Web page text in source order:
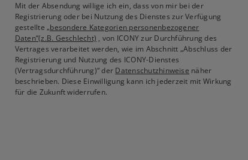
Mit der Absendung willige ich ein, dass von mir bei der
Registrierung oder bei Nutzung des Dienstes zur Verfügung
gestellte„besondere Kategorien personenbezogener
Daten“(z.B. Geschlecht) , von ICONY zur Durchführung des
Vertrages verarbeitet werden, wie im Abschnitt „Abschluss der
Registrierung und Nutzung des ICONY-Dienstes
(Vertragsdurchführung)“ der Datenschutzhinweise näher
beschrieben. Diese Einwilligung kann ich jederzeit mit Wirkung
für die Zukunft widerrufen.